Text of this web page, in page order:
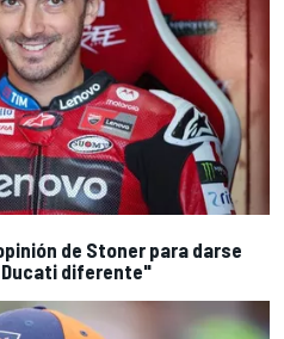
de Stoner para darse
diferente"